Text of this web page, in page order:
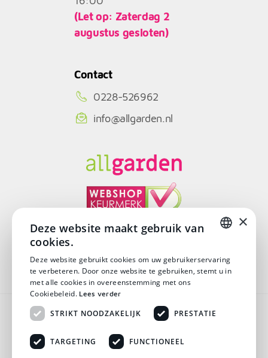
(Let op: Zaterdag 2
augustus gesloten)
Contact
0228-526962
info@allgarden.nl
Algemene voorwaarden
Disclaimer
DUTCH
×
Deze website maakt gebruik van
cookies.
Deze website gebruikt cookies om uw gebruikerservaring
te verbeteren. Door onze website te gebruiken, stemt u in
met alle cookies in overeenstemming met ons
Cookiebeleid. Lees verder
STRIKT NOODZAKELIJK PRESTATIE
TARGETING FUNCTIONEEL